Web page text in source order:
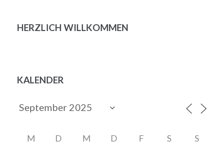
HERZLICH WILLKOMMEN
KALENDER
M D M D F S S